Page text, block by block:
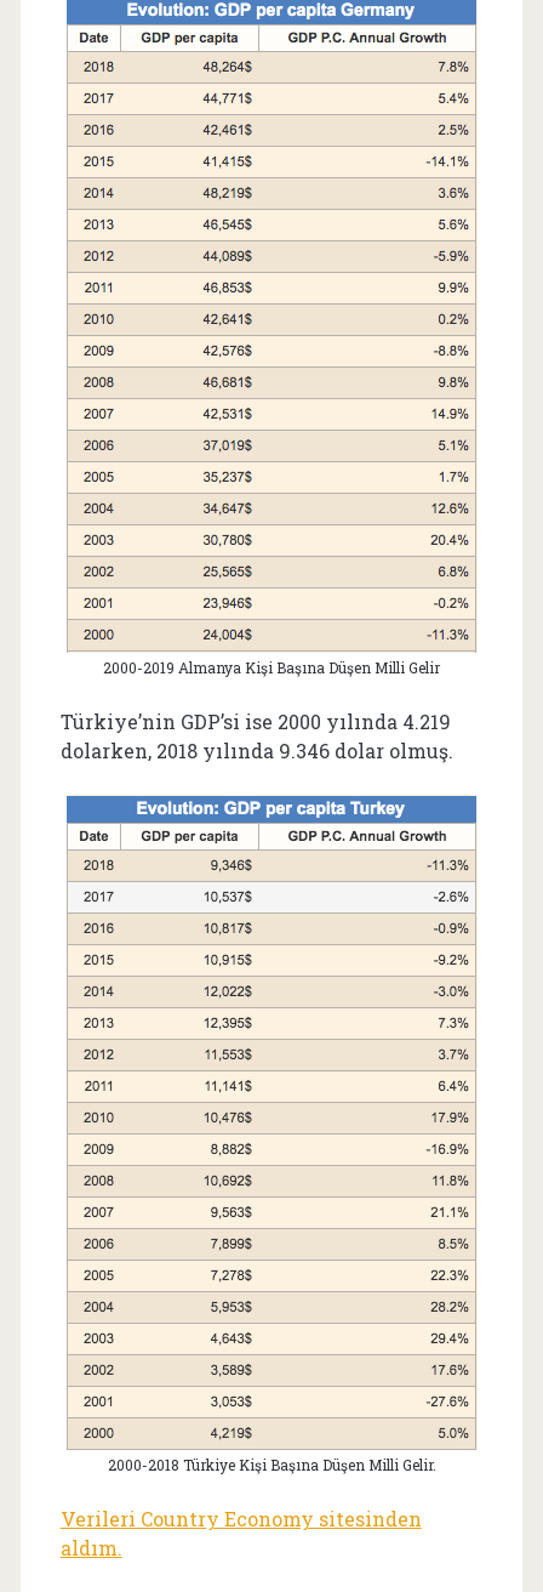
2000-2019 Almanya Kişi Başına Düşen Milli Gelir
Türkiye’nin GDP’si ise 2000 yılında 4.219
dolarken, 2018 yılında 9.346 dolar olmuş.
2000-2018 Türkiye Kişi Başına Düşen Milli Gelir.
Verileri Country Economy sitesinden
aldım.